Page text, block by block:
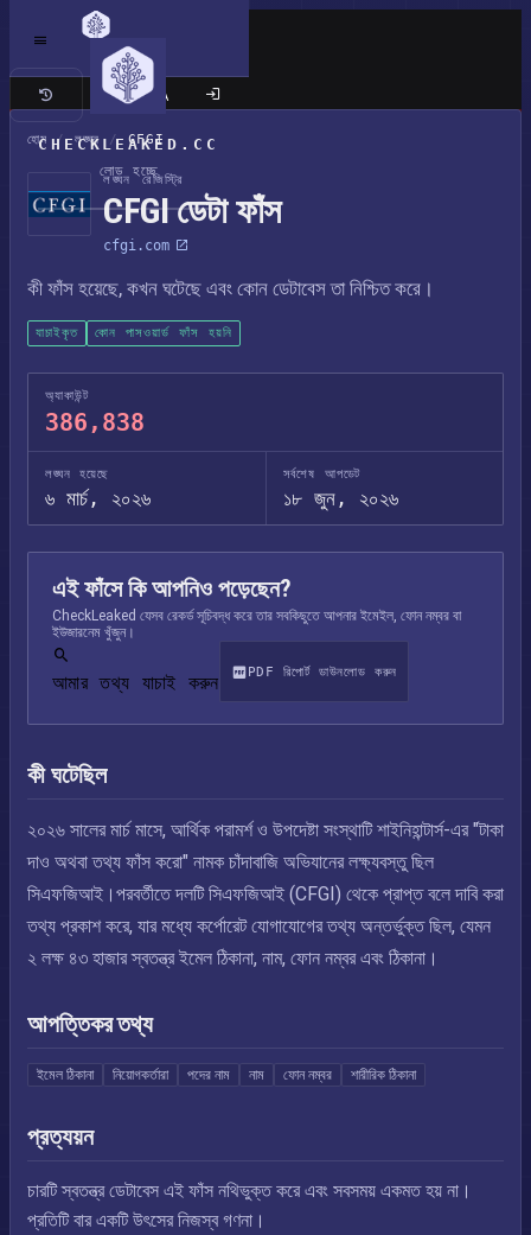
CHECKLEAKED.CC
লোড হচ্ছে
ক্লাসিক সাইট
হোম / লঙ্ঘন / CFGI
লঙ্ঘন রেজিস্ট্রি
CFGI ডেটা ফাঁস
cfgi.com
কী ফাঁস হয়েছে, কখন ঘটেছে এবং কোন ডেটাবেস তা নিশ্চিত করে।
যাচাইকৃত কোন পাসওয়ার্ড ফাঁস হয়নি
অ্যাকাউন্ট
386,838
লঙ্ঘন হয়েছে
৬ মার্চ, ২০২৬
সর্বশেষ আপডেট
১৮ জুন, ২০২৬
এই ফাঁসে কি আপনিও পড়েছেন?
CheckLeaked যেসব রেকর্ড সূচিবদ্ধ করে তার সবকিছুতে আপনার ইমেইল, ফোন নম্বর বা
ইউজারনেম খুঁজুন।
আমার তথ্য যাচাই করুন PDF রিপোর্ট ডাউনলোড করুন
কী ঘটেছিল
২০২৬ সালের মার্চ মাসে, আর্থিক পরামর্শ ও উপদেষ্টা সংস্থাটি শাইনিহান্টার্স-এর "টাকা
দাও অথবা তথ্য ফাঁস করো" নামক চাঁদাবাজি অভিযানের লক্ষ্যবস্তু ছিল
সিএফজিআই।পরবর্তীতে দলটি সিএফজিআই (CFGI) থেকে প্রাপ্ত বলে দাবি করা
তথ্য প্রকাশ করে, যার মধ্যে কর্পোরেট যোগাযোগের তথ্য অন্তর্ভুক্ত ছিল, যেমন
২ লক্ষ ৪৩ হাজার স্বতন্ত্র ইমেল ঠিকানা, নাম, ফোন নম্বর এবং ঠিকানা।
আপত্তিকর তথ্য
ইমেল ঠিকানা নিয়োগকর্তারা পদের নাম নাম ফোন নম্বর শারীরিক ঠিকানা
প্রত্যয়ন
চারটি স্বতন্ত্র ডেটাবেস এই ফাঁস নথিভুক্ত করে এবং সবসময় একমত হয় না।
প্রতিটি বার একটি উৎসের নিজস্ব গণনা।